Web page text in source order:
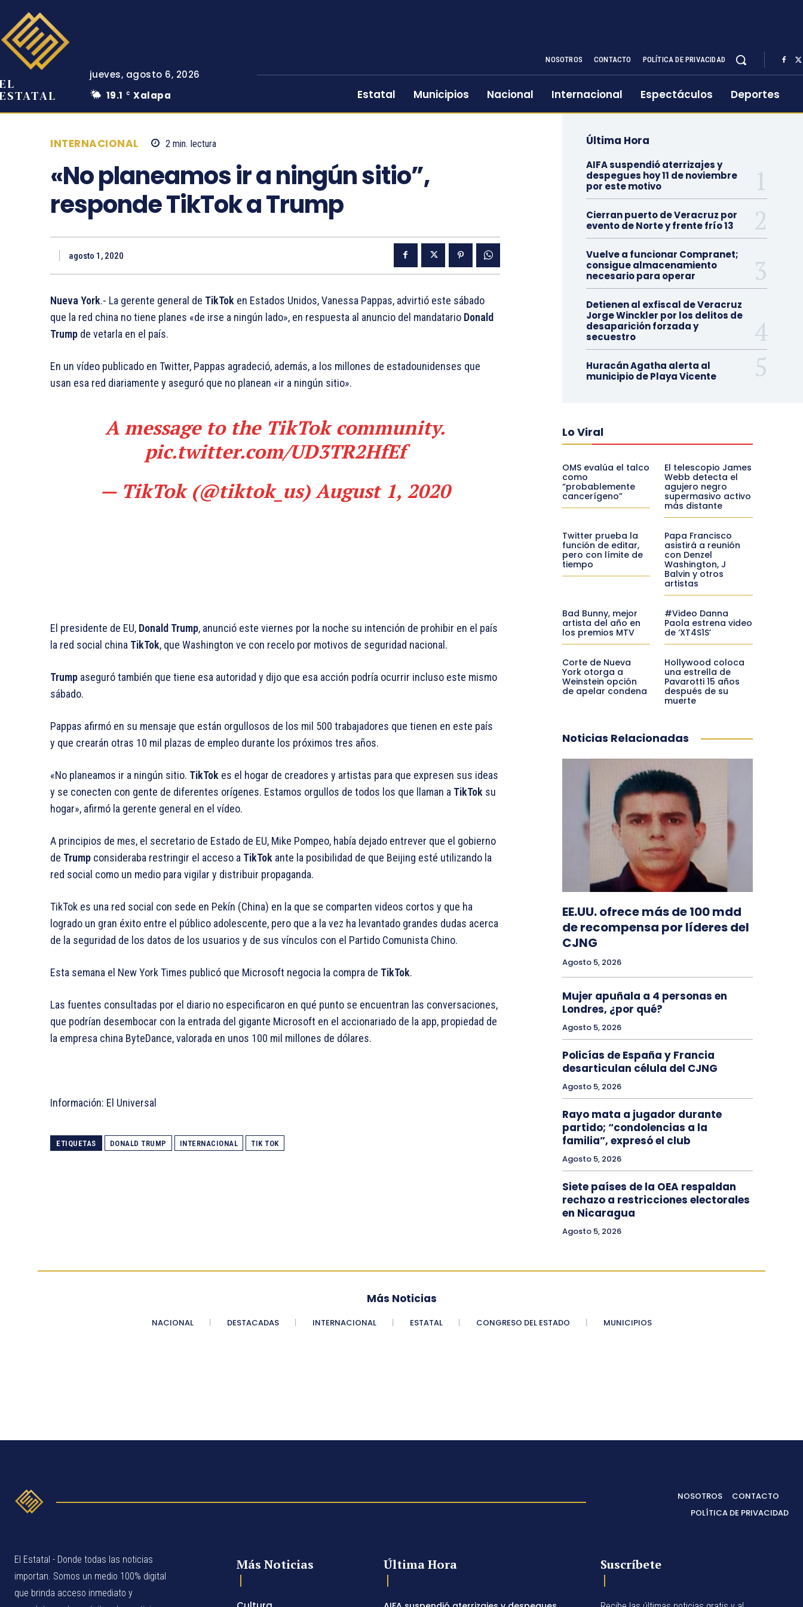
EL
ESTATAL
jueves, agosto 6, 2026
19.1
C Xalapa
NOSOTROS CONTACTO POLÍTICA DE PRIVACIDAD
Estatal Municipios Nacional Internacional Espectáculos Deportes
INTERNACIONAL 2 min. lectura
«No planeamos ir a ningún sitio”,
responde TikTok a Trump
agosto 1, 2020
Nueva York.- La gerente general de TikTok en Estados Unidos, Vanessa Pappas, advirtió este sábado
que la red china no tiene planes «de irse a ningún lado», en respuesta al anuncio del mandatario Donald
Trump de vetarla en el país.
En un vídeo publicado en Twitter, Pappas agradeció, además, a los millones de estadounidenses que
usan esa red diariamente y aseguró que no planean «ir a ningún sitio».
A message to the TikTok community.
pic.twitter.com/UD3TR2HfEf
— TikTok (@tiktok_us)August 1, 2020
El presidente de EU, Donald Trump, anunció este viernes por la noche su intención de prohibir en el país
la red social china TikTok, que Washington ve con recelo por motivos de seguridad nacional.
Trump aseguró también que tiene esa autoridad y dijo que esa acción podría ocurrir incluso este mismo
sábado.
Pappas afirmó en su mensaje que están orgullosos de los mil 500 trabajadores que tienen en este país
y que crearán otras 10 mil plazas de empleo durante los próximos tres años.
«No planeamos ir a ningún sitio. TikTok es el hogar de creadores y artistas para que expresen sus ideas
y se conecten con gente de diferentes orígenes. Estamos orgullos de todos los que llaman a TikTok su
hogar», afirmó la gerente general en el vídeo.
A principios de mes, el secretario de Estado de EU, Mike Pompeo, había dejado entrever que el gobierno
de Trump consideraba restringir el acceso a TikTok ante la posibilidad de que Beijing esté utilizando la
red social como un medio para vigilar y distribuir propaganda.
TikTok es una red social con sede en Pekín (China) en la que se comparten videos cortos y que ha
logrado un gran éxito entre el público adolescente, pero que a la vez ha levantado grandes dudas acerca
de la seguridad de los datos de los usuarios y de sus vínculos con el Partido Comunista Chino.
Esta semana el New York Times publicó que Microsoft negocia la compra de TikTok.
Las fuentes consultadas por el diario no especificaron en qué punto se encuentran las conversaciones,
que podrían desembocar con la entrada del gigante Microsoft en el accionariado de la app, propiedad de
la empresa china ByteDance, valorada en unos 100 mil millones de dólares.
Información: El Universal
ETIQUETAS DONALD TRUMP INTERNACIONAL TIK TOK
Última Hora
AIFA suspendió aterrizajes y
despegues hoy 11 de noviembre
por este motivo
Cierran puerto de Veracruz por
evento de Norte y frente frío 13
Vuelve a funcionar Compranet;
consigue almacenamiento
necesario para operar
Detienen al exfiscal de Veracruz
Jorge Winckler por los delitos de
desaparición forzada y
secuestro
Huracán Agatha alerta al
municipio de Playa Vicente
Lo Viral
OMS evalúa el talco
como
“probablemente
cancerígeno”
El telescopio James
Webb detecta el
agujero negro
supermasivo activo
más distante
Twitter prueba la
función de editar,
pero con límite de
tiempo
Papa Francisco
asistirá a reunión
con Denzel
Washington, J
Balvin y otros
artistas
Bad Bunny, mejor
artista del año en
los premios MTV
#Video Danna
Paola estrena video
de ‘XT4S1S’
Corte de Nueva
York otorga a
Weinstein opción
de apelar condena
Hollywood coloca
una estrella de
Pavarotti 15 años
después de su
muerte
Noticias Relacionadas
EE.UU. ofrece más de 100 mdd
de recompensa por líderes del
CJNG
Agosto 5, 2026
Mujer apuñala a 4 personas en
Londres, ¿por qué?
Agosto 5, 2026
Policías de España y Francia
desarticulan célula del CJNG
Agosto 5, 2026
Rayo mata a jugador durante
partido; “condolencias a la
familia”, expresó el club
Agosto 5, 2026
Siete países de la OEA respaldan
rechazo a restricciones electorales
en Nicaragua
Agosto 5, 2026
Más Noticias
NACIONAL DESTACADAS INTERNACIONAL ESTATAL CONGRESO DEL ESTADO MUNICIPIOS
NOSOTROS
CONTACTO
POLÍTICA DE PRIVACIDAD
El Estatal - Donde todas las noticias
importan. Somos un medio 100% digital
que brinda acceso inmediato y
Más Noticias Última Hora Suscríbete